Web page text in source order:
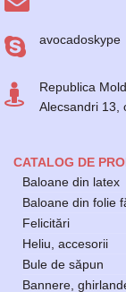
avocadoskype
Republica
Alecsandri 13,
CATALOG DE
Baloane din latex
Baloane din folie
Felicitări
Heliu, accesorii
Bule de săpun
Bannere,